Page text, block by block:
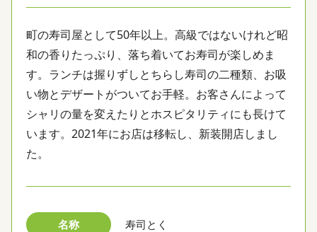
町の寿司屋として50年以上。高級ではないけれど昭
和の香りたっぷり、落ち着いてお寿司が楽しめま
す。ランチは握りずしとちらし寿司の二種類、お吸
い物とデザートがついてお手軽。お客さんによって
シャリの量を変えたりとホスピタリティにも長けて
います。2021年にお店は移転し、新装開店しまし
た。
名称 寿司とく